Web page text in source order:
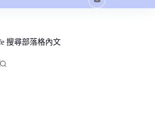
搜尋部落格內文